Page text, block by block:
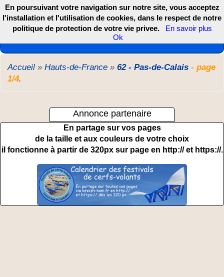
Les webcams de France, DOM TOM et COM
Accueil » Hauts-de-France » 62 - Pas-de-Calais - page
1/4.
Annonce partenaire
En partage sur vos pages
de la taille et aux couleurs de votre choix
il fonctionne à partir de 320px sur page en http:// et https://.
En poursuivant votre navigation sur notre site, vous acceptez
l'installation et l'utilisation de cookies, dans le respect de notre
politique de protection de votre vie privee.
En savoir plus
Ok